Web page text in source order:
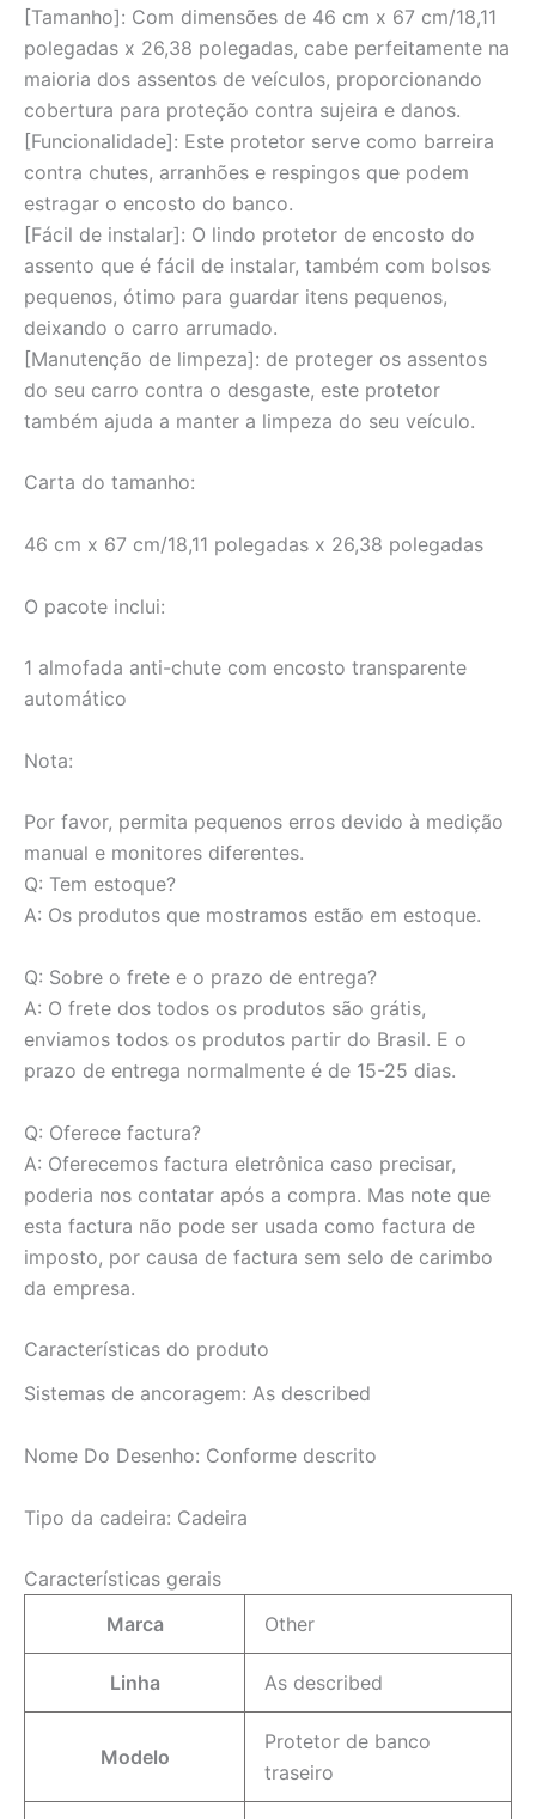
[Tamanho]: Com dimensões de 46 cm x 67 cm/18,11
polegadas x 26,38 polegadas, cabe perfeitamente na
maioria dos assentos de veículos, proporcionando
cobertura para proteção contra sujeira e danos.
[Funcionalidade]: Este protetor serve como barreira
contra chutes, arranhões e respingos que podem
estragar o encosto do banco.
[Fácil de instalar]: O lindo protetor de encosto do
assento que é fácil de instalar, também com bolsos
pequenos, ótimo para guardar itens pequenos,
deixando o carro arrumado.
[Manutenção de limpeza]: de proteger os assentos
do seu carro contra o desgaste, este protetor
também ajuda a manter a limpeza do seu veículo.
Carta do tamanho:
46 cm x 67 cm/18,11 polegadas x 26,38 polegadas
O pacote inclui:
1 almofada anti-chute com encosto transparente
automático
Nota:
Por favor, permita pequenos erros devido à medição
manual e monitores diferentes.
Q: Tem estoque?
A: Os produtos que mostramos estão em estoque.
Q: Sobre o frete e o prazo de entrega?
A: O frete dos todos os produtos são grátis,
enviamos todos os produtos partir do Brasil. E o
prazo de entrega normalmente é de 15-25 dias.
Q: Oferece factura?
A: Oferecemos factura eletrônica caso precisar,
poderia nos contatar após a compra. Mas note que
esta factura não pode ser usada como factura de
imposto, por causa de factura sem selo de carimbo
da empresa.
Características do produto
Sistemas de ancoragem: As described
Nome Do Desenho: Conforme descrito
Tipo da cadeira: Cadeira
Características gerais
Marca
Other
Linha As described
Modelo
Protetor de banco
traseiro